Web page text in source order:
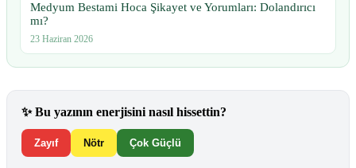
Medyum Bestami Hoca Şikayet ve Yorumları: Dolandırıcı
mı?
23 Haziran 2026
✨Bu yazının enerjisini nasıl hissettin?
Zayıf Nötr Çok Güçlü